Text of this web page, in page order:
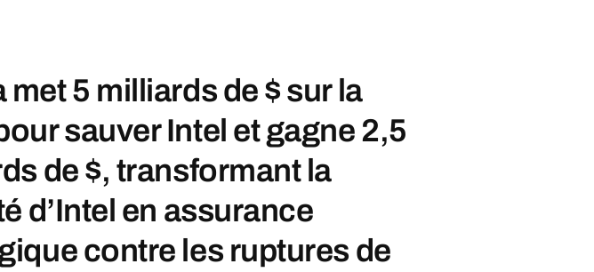
met 5 milliards de $ sur la
sauver Intel et gagne 2,5
de $, transformant la
d’Intel en assurance
contre les ruptures de